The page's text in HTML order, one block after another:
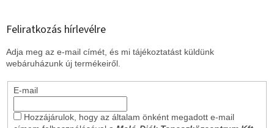
Feliratkozás hírlevélre
Adja meg az e-mail címét, és mi tájékoztatást küldünk
webáruházunk új termékeiről.
E-mail
Hozzájárulok, hogy az általam önként megadott e-mail